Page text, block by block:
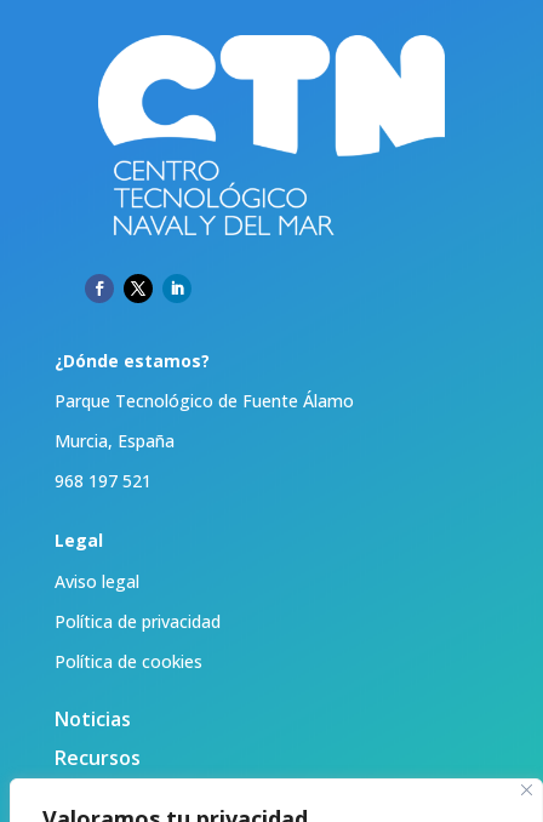
¿Dónde estamos?
Parque Tecnológico de Fuente Álamo
Murcia, España
968 197 521
Legal
Aviso legal
Política de privacidad
Política de cookies
Noticias
Recursos